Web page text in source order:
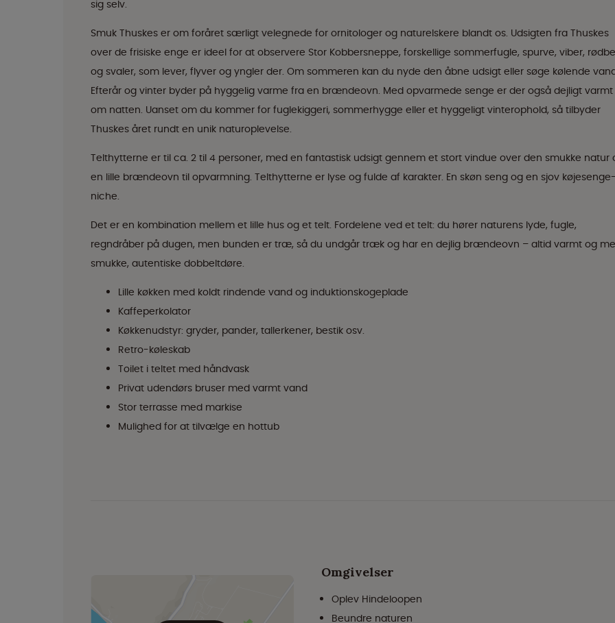
sig selv.
Smuk Thuskes er om foråret særligt velegnede for ornitologer og naturelskere blandt os. Udsigten fra Thuskes
over de frisiske enge er ideel for at observere Stor Kobbersneppe, forskellige sommerfugle, spurve, viber,
og svaler, som lever, flyver og yngler der. Om sommeren kan du nyde den åbne udsigt eller søge kølende
Efterår og vinter byder på hyggelig varme fra en brændeovn. Med opvarmede senge er der også dejligt varmt
om natten. Uanset om du kommer for fuglekiggeri, sommerhygge eller et hyggeligt vinterophold, så tilbyder
Thuskes året rundt en unik naturoplevelse.
Telthytterne er til ca. 2 til 4 personer, med en fantastisk udsigt gennem et stort vindue over den smukke natur
en lille brændeovn til opvarmning. Telthytterne er lyse og fulde af karakter. En skøn seng og en sjov køjesenge-
niche.
Det er en kombination mellem et lille hus og et telt. Fordelene ved et telt: du hører naturens lyde, fugle,
regndråber på dugen, men bunden er træ, så du undgår træk og har en dejlig brændeovn – altid varmt og
smukke, autentiske dobbeltdøre.
Lille køkken med koldt rindende vand og induktionskogeplade
Kaffeperkolator
Køkkenudstyr: gryder, pander, tallerkener, bestik osv.
Retro-køleskab
Toilet i teltet med håndvask
Privat udendørs bruser med varmt vand
Stor terrasse med markise
Mulighed for at tilvælge en hottub
Omgivelser
Oplev Hindeloopen
Beundre naturen